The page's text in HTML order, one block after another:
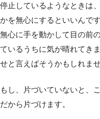
停止しているようなときは
かを無心にするといいんです
無心に手を動かして目の前
ているうちに気が晴れてき
せと言えばそうかもしれませ
もし、片づいていないと、
だから片づけます。